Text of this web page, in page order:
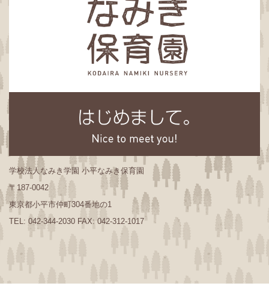
学校法人なみき学園 小平なみき保育園
〒187-0042
東京都小平市仲町304番地の1
TEL: 042-344-2030 FAX: 042-312-1017